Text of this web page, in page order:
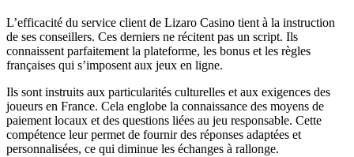
L’efficacité du service client de Lizaro Casino tient à la instruction
de ses conseillers. Ces derniers ne récitent pas un script. Ils
connaissent parfaitement la plateforme, les bonus et les règles
françaises qui s’imposent aux jeux en ligne.
Ils sont instruits aux particularités culturelles et aux exigences des
joueurs en France. Cela englobe la connaissance des moyens de
paiement locaux et des questions liées au jeu responsable. Cette
compétence leur permet de fournir des réponses adaptées et
personnalisées, ce qui diminue les échanges à rallonge.